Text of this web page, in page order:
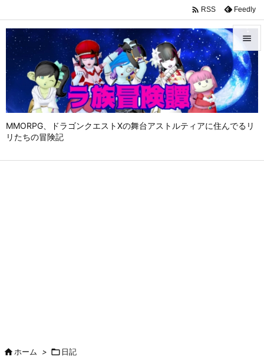
MMORPG、ドラゴンクエストⅩの舞台アストルティアに住んでるリ
リたちの冒険記


メニュ

サイド

 RSS Feedly
ホーム >  日記